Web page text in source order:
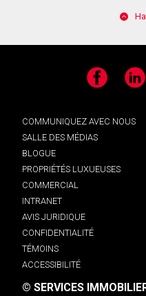
Facebook
COMMUNIQUEZ AVEC NOUS
SALLE DES MÉDIAS
BLOGUE
PROPRIÉTÉS LUXUEUSES
COMMERCIAL
INTRANET
AVIS JURIDIQUE
CONFIDENTIALITÉ
TÉMOINS
ACCESSIBILITÉ
© SERVICES